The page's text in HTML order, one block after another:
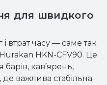
для швидкого
втрат часу — саме так
HKN-CFV90. Це
кав’ярень,
важлива стабільна